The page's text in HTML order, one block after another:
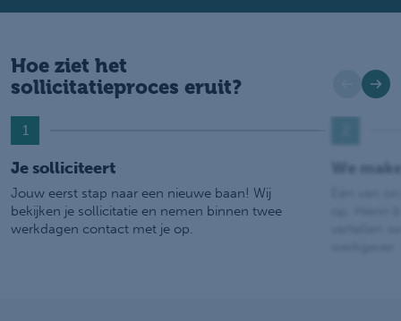
Hoe ziet het
sollicitatieproces eruit?
1
Je solliciteert
Jouw eerst stap naar een nieuwe baan! Wij
bekijken je sollicitatie en nemen binnen twee
werkdagen contact met je op.
We